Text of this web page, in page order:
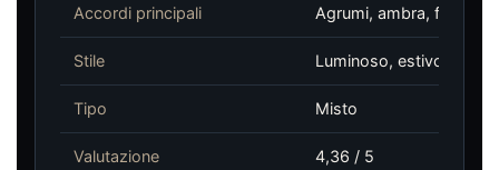
Accordi principali Agrumi, ambra,
Stile Luminoso, estivo,
Tipo Misto
Valutazione 4,36 / 5